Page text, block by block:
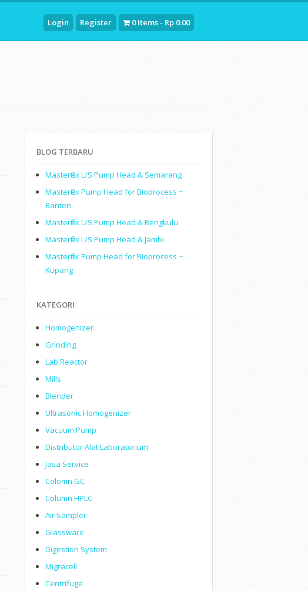
Login Register 0 Items - Rp 0.00
BLOG TERBARU
Masterflex L/S Pump Head & Semarang
Masterflex Pump Head for Bioprocess ~
Banten
Masterflex L/S Pump Head & Bengkulu
Masterflex L/S Pump Head & Jambi
Masterflex Pump Head for Bioprocess ~
Kupang
KATEGORI
Homogenizer
Grinding
Lab Reactor
Mills
Blender
Ultrasonic Homogenizer
Vacuum Pump
Distributor Alat Laboratorium
Jasa Service
Colomn GC
Column HPLC
Air Sampler
Glassware
Digestion System
Migracell
Centrifuge